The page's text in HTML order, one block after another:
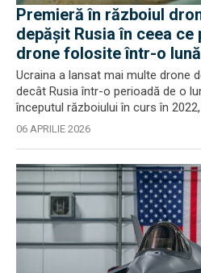
Premieră în războiul
depășit Rusia în ceea
drone folosite într-o lună
Ucraina a lansat mai multe drone
decât Rusia într-o perioadă de o
începutul războiului în curs în
06 APRILIE 2026